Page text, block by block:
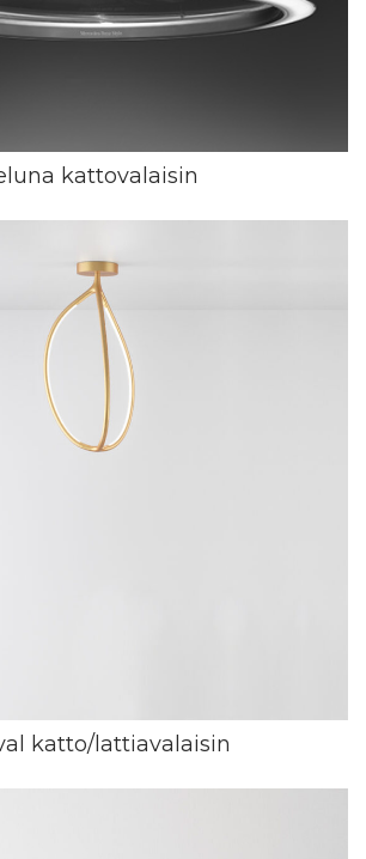
kattovalaisin
katto/lattiavalaisin